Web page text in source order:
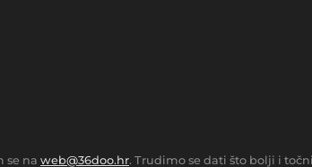
se na web@36doo.hr. Trudimo se dati što bolji i